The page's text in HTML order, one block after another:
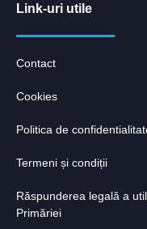
Link-uri utile
Contact
Cookies
Politica de
Termeni și condiții
Răspunderea legală a
Primăriei